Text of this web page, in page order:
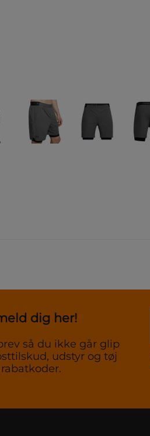
dig her!
så du ikke går glip
udstyr og tøj